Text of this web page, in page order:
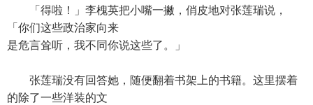
「得啦！」李槐英把小嘴一撇，俏皮地对张莲瑞说，
「你们这些政治家向来
是危言耸听，我不同你说这些了。」
张莲瑞没有回答她，随便翻着书架上的书籍。这里摆着
的除了一些洋装的文